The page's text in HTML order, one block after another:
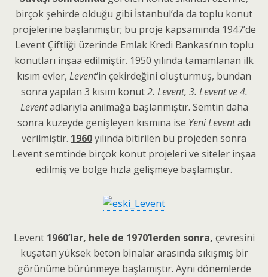
birçok şehirde olduğu gibi İstanbul’da da toplu konut
projelerine başlanmıştır; bu proje kapsamında 1947’de
Levent Çiftliği üzerinde Emlak Kredi Bankası’nın toplu
konutları inşaa edilmiştir. 1950 yılında tamamlanan ilk
kısım evler, Levent‘in çekirdeğini oluşturmuş, bundan
sonra yapılan 3 kısım konut2. Levent, 3. Levent ve 4.
Leventadlarıyla anılmağa başlanmıştır. Semtin daha
sonra kuzeyde genişleyen kısmına ise Yeni Leventadı
verilmiştir. 1960yılında bitirilen bu projeden sonra
Levent semtinde birçok konut projeleri ve siteler inşaa
edilmiş ve bölge hızla gelişmeye başlamıştır.
Levent 1960’lar, hele de 1970’lerden sonra, çevresini
kuşatan yüksek beton binalar arasında sıkışmış bir
görünüme bürünmeye başlamıştır. Aynı dönemlerde